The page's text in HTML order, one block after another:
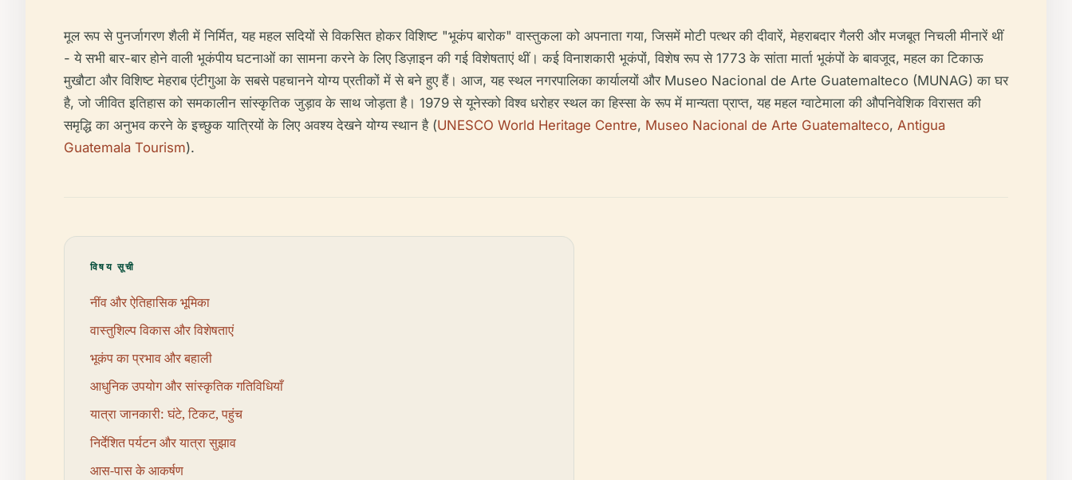
मूल रूप से पुनर्जागरण शैली में निर्मित, यह महल सदियों से विकसित होकर विशिष्ट "भूकंप बारोक" वास्तुकला को अपनाता गया, जिसमें मोटी पत्थर की दीवारें, मेहराबदार गैलरी और मजबूत निचली मीनारें थीं
- ये सभी बार-बार होने वाली भूकंपीय घटनाओं का सामना करने के लिए डिज़ाइन की गई विशेषताएं थीं। कई विनाशकारी भूकंपों, विशेष रूप से 1773 के सांता मार्ता भूकंपों के बावजूद, महल का टिकाऊ
मुखौटा और विशिष्ट मेहराब एंटीगुआ के सबसे पहचानने योग्य प्रतीकों में से बने हुए हैं। आज, यह स्थल नगरपालिका कार्यालयों और Museo Nacional de Arte Guatemalteco (MUNAG) का घर
है, जो जीवित इतिहास को समकालीन सांस्कृतिक जुड़ाव के साथ जोड़ता है। 1979 से यूनेस्को विश्व धरोहर स्थल का हिस्सा के रूप में मान्यता प्राप्त, यह महल ग्वाटेमाला की औपनिवेशिक विरासत की
समृद्धि का अनुभव करने के इच्छुक यात्रियों के लिए अवश्य देखने योग्य स्थान है (UNESCO World Heritage Centre, Museo Nacional de Arte Guatemalteco, Antigua
Guatemala Tourism).
विषय सूची
नींव और ऐतिहासिक भूमिका
वास्तुशिल्प विकास और विशेषताएं
भूकंप का प्रभाव और बहाली
आधुनिक उपयोग और सांस्कृतिक गतिविधियाँ
यात्रा जानकारी: घंटे, टिकट, पहुंच
निर्देशित पर्यटन और यात्रा सुझाव
आस-पास के आकर्षण